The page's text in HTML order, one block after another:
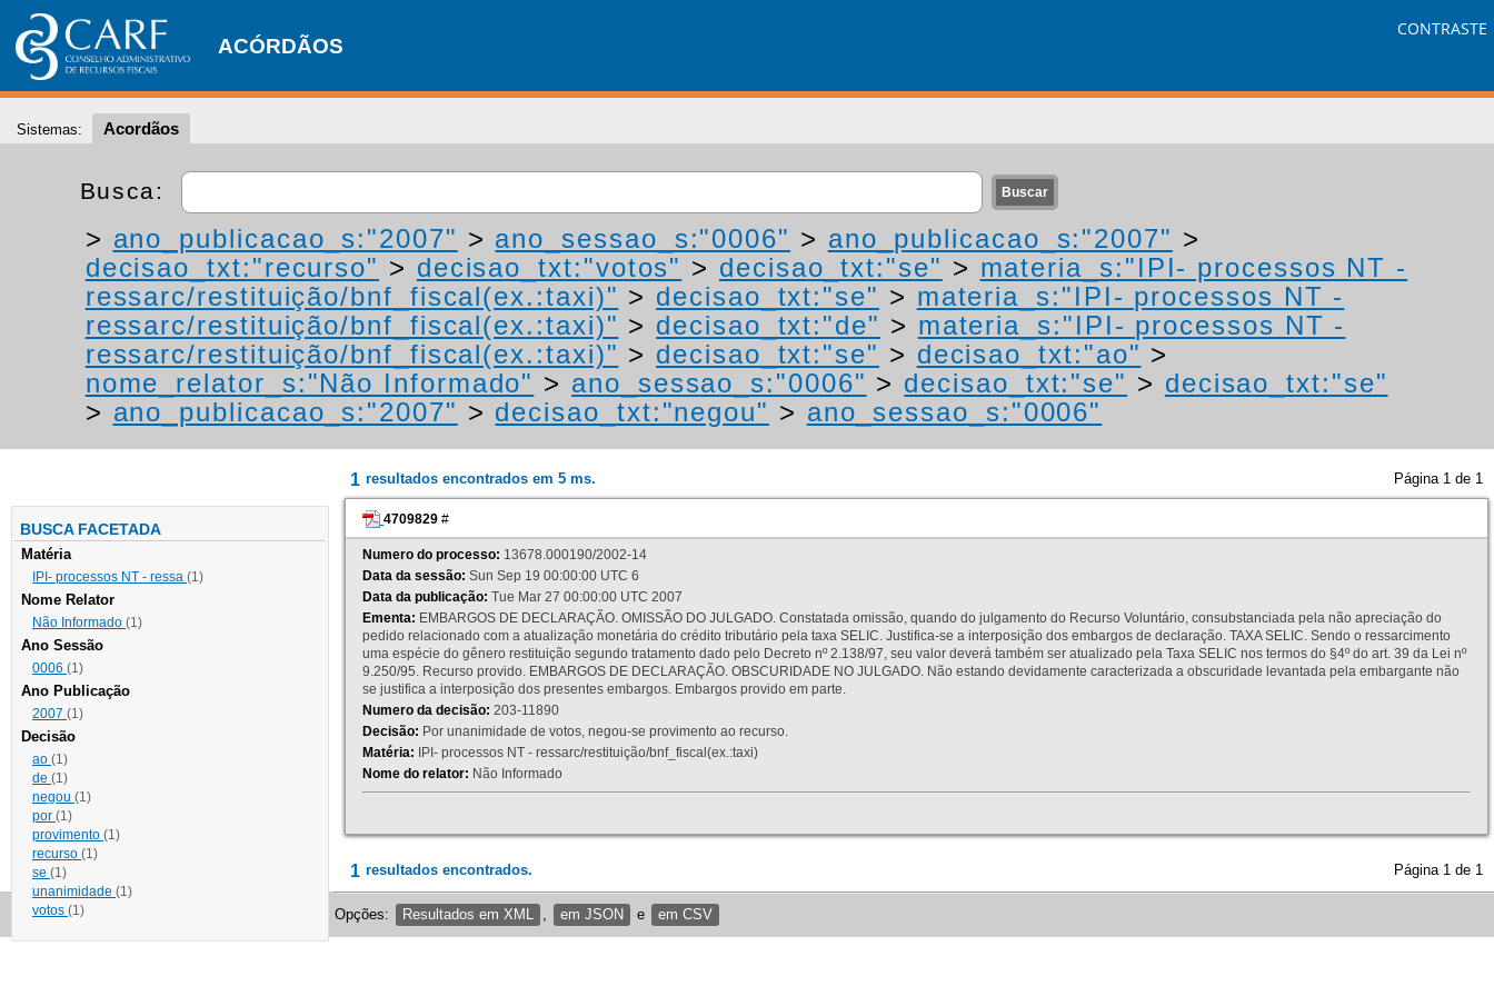
ACÓRDÃOS
CONTRASTE
Sistemas: Acordãos
Busca:
> ano_publicacao_s:"2007" > ano_sessao_s:"0006" > ano_publicacao_s:"2007" >
decisao_txt:"recurso" > decisao_txt:"votos" > decisao_txt:"se" > materia_s:"IPI- processos NT -
ressarc/restituição/bnf_fiscal(ex.:taxi)" > decisao_txt:"se" > materia_s:"IPI- processos NT -
ressarc/restituição/bnf_fiscal(ex.:taxi)" > decisao_txt:"de" > materia_s:"IPI- processos NT -
ressarc/restituição/bnf_fiscal(ex.:taxi)" > decisao_txt:"se" > decisao_txt:"ao" >
nome_relator_s:"Não Informado" > ano_sessao_s:"0006" > decisao_txt:"se" > decisao_txt:"se"
> ano_publicacao_s:"2007" > decisao_txt:"negou" > ano_sessao_s:"0006"
BUSCA FACETADA
Matéria
IPI- processos NT - ressa (1)
Nome Relator
Não Informado (1)
Ano Sessão
0006 (1)
Ano Publicação
2007 (1)
Decisão
ao (1)
de (1)
negou (1)
por (1)
provimento (1)
recurso (1)
se (1)
unanimidade (1)
votos (1)
1 resultados encontrados em 5 ms. Página 1 de 1
4709829 #
Numero do processo: 13678.000190/2002-14
Data da sessão: Sun Sep 19 00:00:00 UTC 6
Data da publicação: Tue Mar 27 00:00:00 UTC 2007
Ementa: EMBARGOS DE DECLARAÇÃO. OMISSÃO DO JULGADO. Constatada omissão, quando do julgamento do Recurso Voluntário, consubstanciada pela não apreciação do
pedido relacionado com a atualização monetária do crédito tributário pela taxa SELIC. Justifica-se a interposição dos embargos de declaração. TAXA SELIC. Sendo o ressarcimento
uma espécie do gênero restituição segundo tratamento dado pelo Decreto nº 2.138/97, seu valor deverá também ser atualizado pela Taxa SELIC nos termos do §4º do art. 39 da Lei nº
9.250/95. Recurso provido. EMBARGOS DE DECLARAÇÃO. OBSCURIDADE NO JULGADO. Não estando devidamente caracterizada a obscuridade levantada pela embargante não
se justifica a interposição dos presentes embargos. Embargos provido em parte.
Numero da decisão: 203-11890
Decisão: Por unanimidade de votos, negou-se provimento ao recurso.
Matéria: IPI- processos NT - ressarc/restituição/bnf_fiscal(ex.:taxi)
Nome do relator: Não Informado
1 resultados encontrados. Página 1 de 1
Opções: Resultados em XML em JSON e em CSV